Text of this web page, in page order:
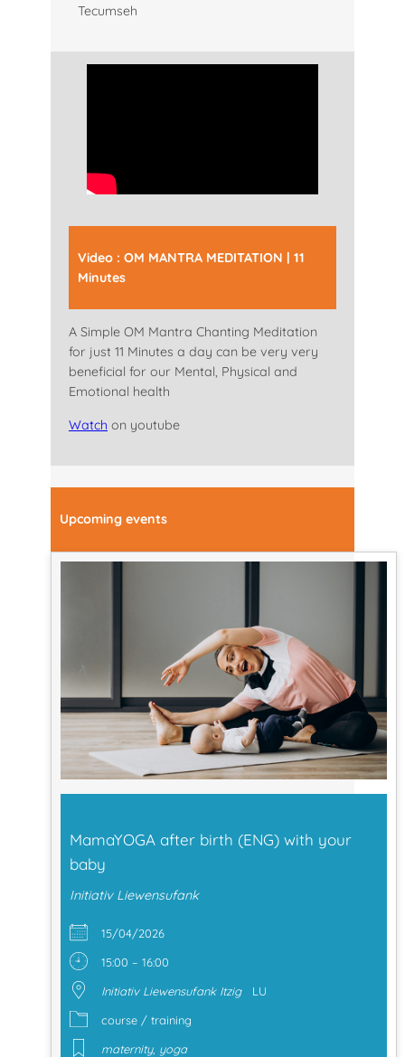
Tecumseh
Video : OM MANTRA MEDITATION | 11
Minutes
A Simple OM Mantra Chanting Meditation
for just 11 Minutes a day can be very very
beneficial for our Mental, Physical and
Emotional health
Watch on youtube
Upcoming events
MamaYOGA after birth (ENG) with your
baby
Initiativ Liewensufank
15/04/2026
15:00 – 16:00
Initiativ Liewensufank Itzig
LU
course / training
maternity, yoga